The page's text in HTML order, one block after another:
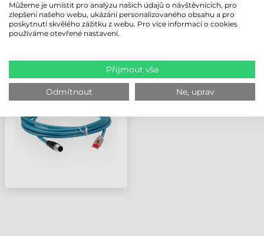
NAPOSLEDY PROHLÍŽENÉ PRODUKTY
ETHERNET, 3M, MATRIX
Můžeme je umístit pro analýzu našich údajů o návštěvnících, pro
zlepšení našeho webu, ukázání personalizovaného obsahu a pro
poskytnutí skvělého zážitku z webu. Pro více informací o cookies
používáme otevřené nastavení.
Přijmout vše
Odmítnout Ne, uprav